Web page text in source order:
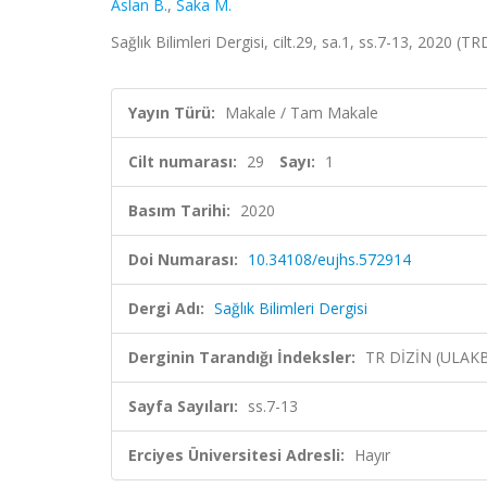
Aslan B., Saka M.
Sağlık Bilimleri Dergisi, cilt.29, sa.1, ss.7-13, 2020
Yayın Türü: Makale / Tam Makale
Cilt numarası: 29 Sayı: 1
Basım Tarihi: 2020
Doi Numarası: 10.34108/eujhs.572914
Dergi Adı: Sağlık Bilimleri Dergisi
Derginin Tarandığı İndeksler: TR DİZİN
Sayfa Sayıları: ss.7-13
Erciyes Üniversitesi Adresli: Hayır